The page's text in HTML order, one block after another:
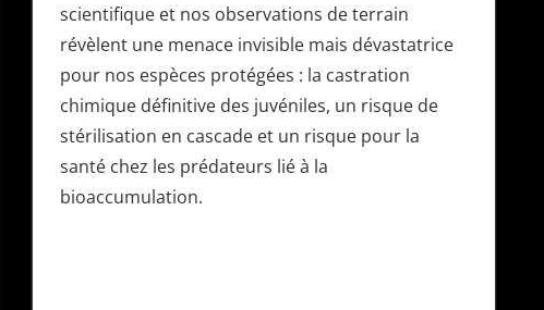
scientifique et nos observations de terrain
révèlent une menace invisible mais dévastatrice
pour nos espèces protégées : la castration
chimique définitive des juvéniles, un risque de
stérilisation en cascade et un risque pour la
santé chez les prédateurs lié à la
bioaccumulation.